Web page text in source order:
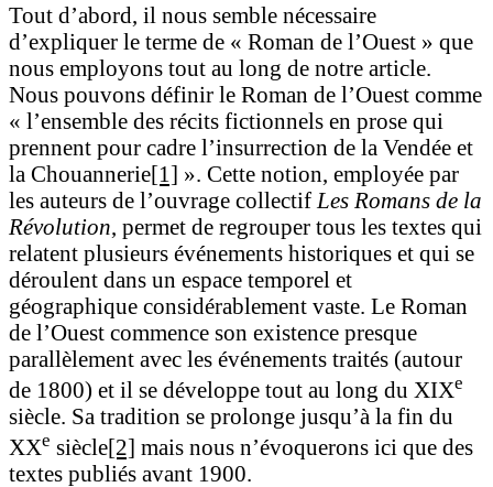
Tout d’abord, il nous semble nécessaire
d’expliquer le terme de « Roman de l’Ouest » que
nous employons tout au long de notre article.
Nous pouvons définir le Roman de l’Ouest comme
« l’ensemble des récits fictionnels en prose qui
prennent pour cadre l’insurrection de la Vendée et
la Chouannerie[1] ». Cette notion, employée par
les auteurs de l’ouvrage collectif Les Romans de la
Révolution, permet de regrouper tous les textes qui
relatent plusieurs événements historiques et qui se
déroulent dans un espace temporel et
géographique considérablement vaste. Le Roman
de l’Ouest commence son existence presque
parallèlement avec les événements traités (autour
de 1800) et il se développe tout au long du XIXe
siècle. Sa tradition se prolonge jusqu’à la fin du
XXe siècle[2] mais nous n’évoquerons ici que des
textes publiés avant 1900.